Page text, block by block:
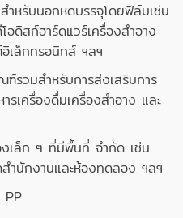
ำหรับนอกหดบรรจุโดยฟิล์มเช่น
อดิสก์ฮาร์ดแวร์เครื่องสำอาง
เล็กทรอนิกส์ ฯลฯ
ฑ์รวมสำหรับการส่งเสริมการ
รเครื่องดื่มเครื่องสำอาง และ
งเล็ก ๆ ที่มีพื้นที่ จำกัด เช่น
สำนักงานและห้องทดลอง ฯลฯ
PP